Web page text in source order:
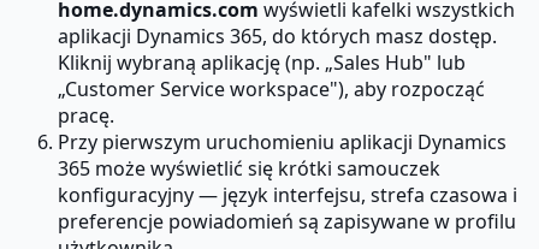
home.dynamics.com wyświetli kafelki wszystkich
aplikacji Dynamics 365, do których masz dostęp.
Kliknij wybraną aplikację (np. „Sales Hub" lub
„Customer Service workspace"), aby rozpocząć
pracę.
Przy pierwszym uruchomieniu aplikacji Dynamics
365 może wyświetlić się krótki samouczek
konfiguracyjny — język interfejsu, strefa czasowa i
preferencje powiadomień są zapisywane w profilu